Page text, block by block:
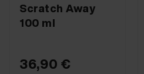
Scratch Away
100 ml
36,90 €